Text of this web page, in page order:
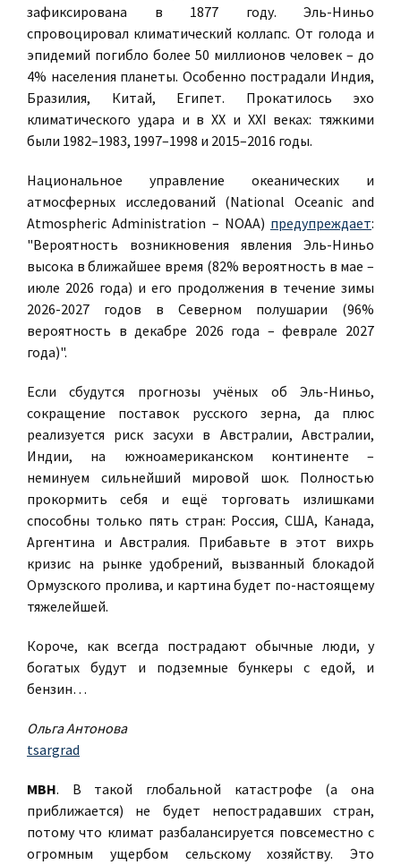
зафиксирована в 1877 году. Эль-Ниньо
спровоцировал климатический коллапс. От голода и
эпидемий погибло более 50 миллионов человек – до
4% населения планеты. Особенно пострадали Индия,
Бразилия, Китай, Египет. Прокатилось эхо
климатического удара и в ХХ и XXI веках: тяжкими
были 1982–1983, 1997–1998 и 2015–2016 годы.
Национальное управление океанических и
атмосферных исследований (National Oceanic and
Atmospheric Administration – NOAA) предупреждает:
"Вероятность возникновения явления Эль-Ниньо
высока в ближайшее время (82% вероятность в мае –
июле 2026 года) и его продолжения в течение зимы
2026-2027 годов в Северном полушарии (96%
вероятность в декабре 2026 года – феврале 2027
года)".
Если сбудутся прогнозы учёных об Эль-Ниньо,
сокращение поставок русского зерна, да плюс
реализуется риск засухи в Австралии, Австралии,
Индии, на южноамериканском континенте –
неминуем сильнейший мировой шок. Полностью
прокормить себя и ещё торговать излишками
способны только пять стран: Россия, США, Канада,
Аргентина и Австралия. Прибавьте в этот вихрь
кризис на рынке удобрений, вызванный блокадой
Ормузского пролива, и картина будет по-настоящему
тяжелейшей.
Короче, как всегда пострадают обычные люди, у
богатых будут и подземные бункеры с едой, и
бензин…
Ольга Антонова
tsargrad
МВН. В такой глобальной катастрофе (а она
приближается) не будет непострадавших стран,
потому что климат разбалансируется повсеместно с
огромным ущербом сельскому хозяйству. Это